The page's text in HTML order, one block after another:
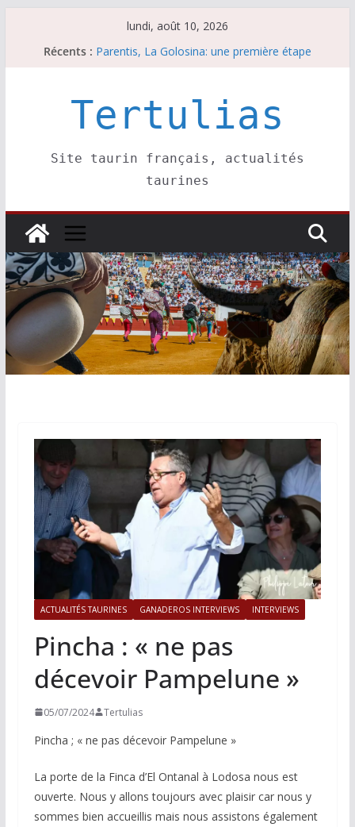
lundi, août 10, 2026
Récents : Parentis, La Golosina: une première étape
Les brèves du dimanche 9 août
Tertulias
Site taurin français, actualités
taurines
ACTUALITÉS TAURINES GANADEROS INTERVIEWS INTERVIEWS
Pincha : « ne pas
décevoir Pampelune »
05/07/2024 Tertulias
Pincha ; « ne pas décevoir Pampelune »
La porte de la Finca d’El Ontanal à Lodosa nous est
ouverte. Nous y allons toujours avec plaisir car nous y
sommes bien accueillis mais nous assistons également